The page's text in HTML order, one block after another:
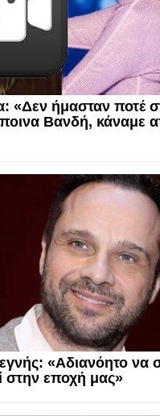
«Δεν ήμασταν ποτέ
Βανδή, κάναμε
«Αδιανόητο να
στην εποχή μας»